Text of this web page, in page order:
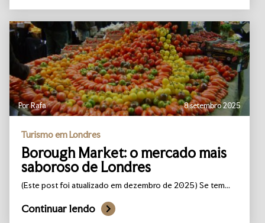
Por Rafa 8 setembro 2025
Turismo em Londres
Borough Market: o mercado mais
saboroso de Londres
(Este post foi atualizado em dezembro de 2025) Se tem...
Continuar lendo